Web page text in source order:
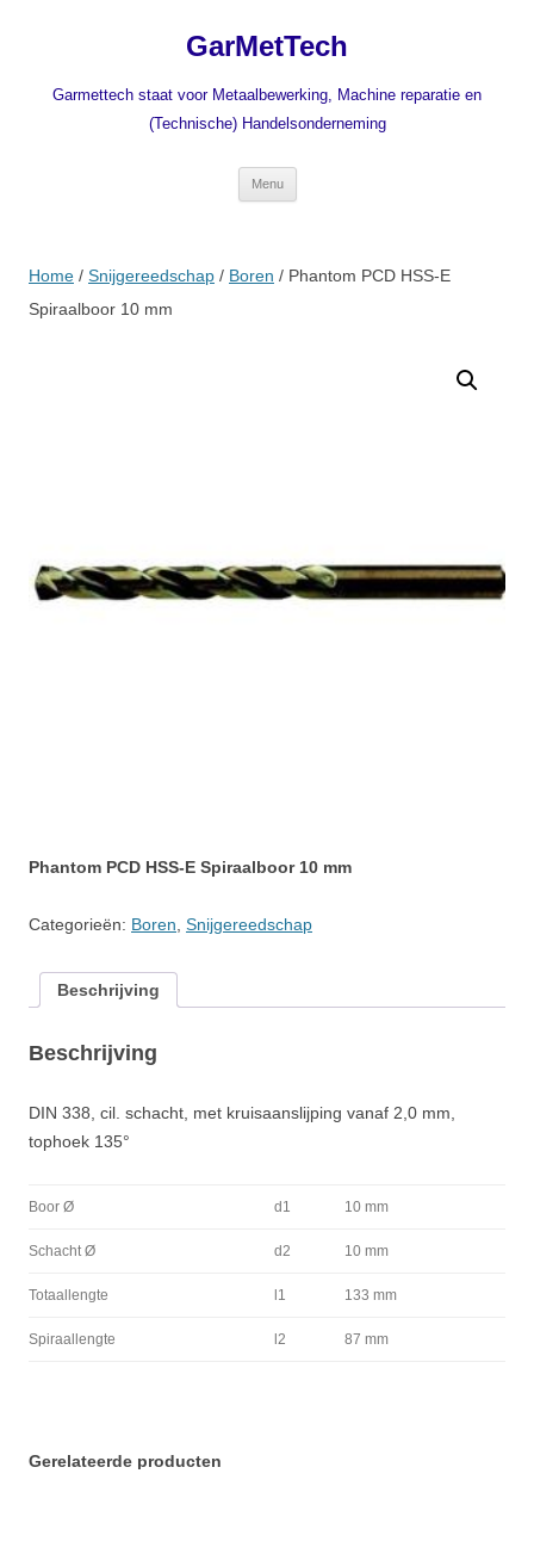
GarMetTech
Garmettech staat voor Metaalbewerking, Machine reparatie en
(Technische) Handelsonderneming
Menu
Home / Snijgereedschap / Boren / Phantom PCD HSS-E
Spiraalboor 10 mm
Phantom PCD HSS-E Spiraalboor 10 mm
Categorieën: Boren Snijgereedschap
Beschrijving
Beschrijving
DIN 338, cil. schacht, met kruisaanslijping vanaf 2,0 mm,
tophoek 135°
Boor Ø d1 10 mm
Schacht Ø d2 10 mm
Totaallengte l1 133 mm
Spiraallengte l2 87 mm
Gerelateerde producten